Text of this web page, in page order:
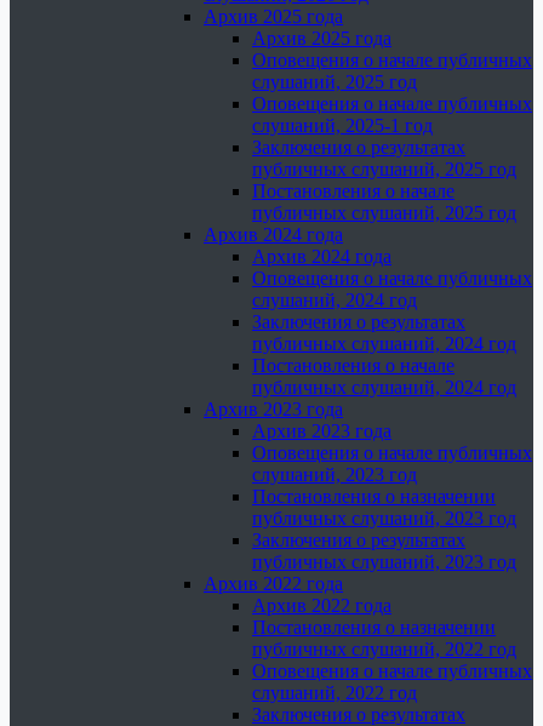
Архив 2025 года
Архив 2025 года
Оповещения о начале публичных
слушаний, 2025 год
Оповещения о начале публичных
слушаний, 2025-1 год
Заключения о результатах
публичных слушаний, 2025 год
Постановления о начале
публичных слушаний, 2025 год
Архив 2024 года
Архив 2024 года
Оповещения о начале публичных
слушаний, 2024 год
Заключения о результатах
публичных слушаний, 2024 год
Постановления о начале
публичных слушаний, 2024 год
Архив 2023 года
Архив 2023 года
Оповещения о начале публичных
слушаний, 2023 год
Постановления о назначении
публичных слушаний, 2023 год
Заключения о результатах
публичных слушаний, 2023 год
Архив 2022 года
Архив 2022 года
Постановления о назначении
публичных слушаний, 2022 год
Оповещения о начале публичных
слушаний, 2022 год
Заключения о результатах